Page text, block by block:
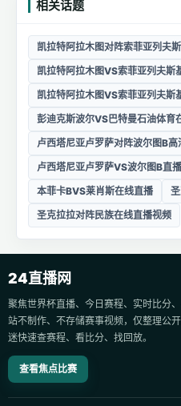
相关话题
凯拉特阿拉木图对阵索菲亚列夫
凯拉特阿拉木图VS索菲亚列夫斯
凯拉特阿拉木图VS索菲亚列夫斯
彭迪克斯波尔VS巴特曼石油体育
卢西塔尼亚卢罗萨对阵波尔图B高
卢西塔尼亚卢罗萨VS波尔图B直播
本菲卡BVS莱肖斯在线直播
圣克拉拉对阵民族在线直播视频
24直播网
聚焦世界杯直播、今日赛程、实时比分
站不制作、不存储赛事视频，仅整理公
迷快速查赛程、看比分、找回放。
查看焦点比赛